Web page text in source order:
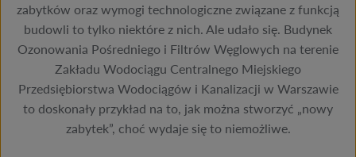
zabytków oraz wymogi technologiczne związane z funkcją
budowli to tylko niektóre z nich. Ale udało się. Budynek
Ozonowania Pośredniego i Filtrów Węglowych na terenie
Zakładu Wodociągu Centralnego Miejskiego
Przedsiębiorstwa Wodociągów i Kanalizacji w Warszawie
to doskonały przykład na to, jak można stworzyć „nowy
zabytek”, choć wydaje się to niemożliwe.